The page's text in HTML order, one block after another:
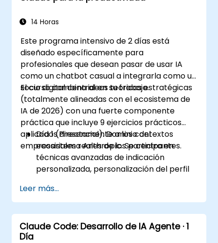
14 Horas
Este programa intensivo de 2 días está
diseñado específicamente para
profesionales que desean pasar de usar IA
como un chatbot casual a integrarla como un
socio digital central en su trabajo.
El curso combina ideas teóricas estratégicas
(totalmente alineadas con el ecosistema de
IA de 2026) con una fuerte componente
práctica que incluye 9 ejercicios prácticos
aplicados directamente a los contextos
empresariales reales de los participantes.
Día 1 (Presencial): Dominio del
ecosistema Anthropic. Se centra en
técnicas avanzadas de indicación
personalizada, personalización del perfil
aprovechamiento de espacios de trabajo
persistentes (Proyectos, Artefactos,
Habilidades) para gestionar bases de
conocimiento internas.
Leer más...
Claude Code: Desarrollo de IA Agente · 1
Día